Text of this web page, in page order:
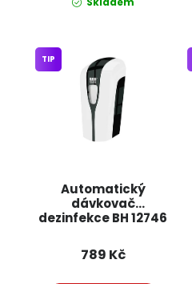
Automatický
dávkovač
dezinfekce BH 12746
TIP
789 Kč